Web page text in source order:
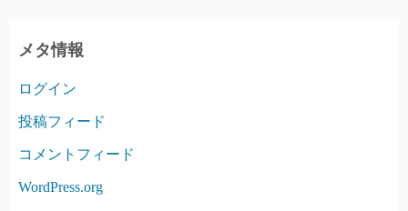
メタ情報
ログイン
投稿フィード
コメントフィード
WordPress.org